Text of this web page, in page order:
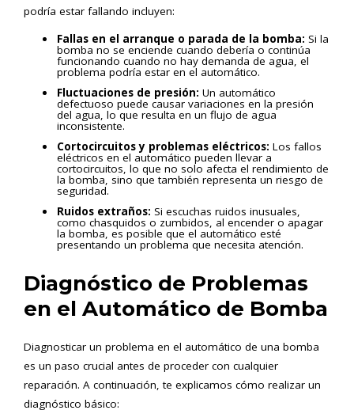
podría estar fallando incluyen:
Fallas en el arranque o parada de la bomba: Si la
bomba no se enciende cuando debería o continúa
funcionando cuando no hay demanda de agua, el
problema podría estar en el automático.
Fluctuaciones de presión: Un automático
defectuoso puede causar variaciones en la presión
del agua, lo que resulta en un flujo de agua
inconsistente.
Cortocircuitos y problemas eléctricos: Los fallos
eléctricos en el automático pueden llevar a
cortocircuitos, lo que no solo afecta el rendimiento de
la bomba, sino que también representa un riesgo de
seguridad.
Ruidos extraños: Si escuchas ruidos inusuales,
como chasquidos o zumbidos, al encender o apagar
la bomba, es posible que el automático esté
presentando un problema que necesita atención.
Diagnóstico de Problemas
en el Automático de Bomba
Diagnosticar un problema en el automático de una bomba
es un paso crucial antes de proceder con cualquier
reparación. A continuación, te explicamos cómo realizar un
diagnóstico básico: